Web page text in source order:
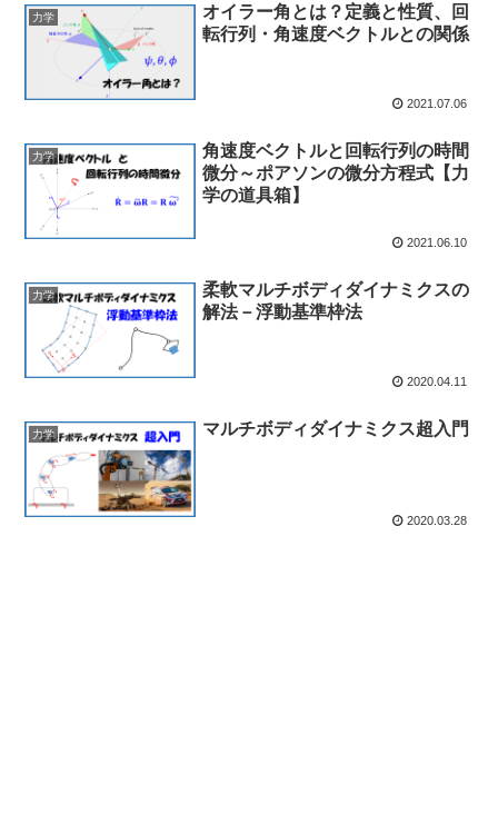
力学
オイラー角とは？定義と性質、回
転行列・角速度ベクトルとの関係
2021.07.06
力学
角速度ベクトルと回転行列の時間
微分～ポアソンの微分方程式【力
学の道具箱】
2021.06.10
力学
柔軟マルチボディダイナミクスの
解法－浮動基準枠法
2020.04.11
力学 マルチボディダイナミクス超入門
2020.03.28